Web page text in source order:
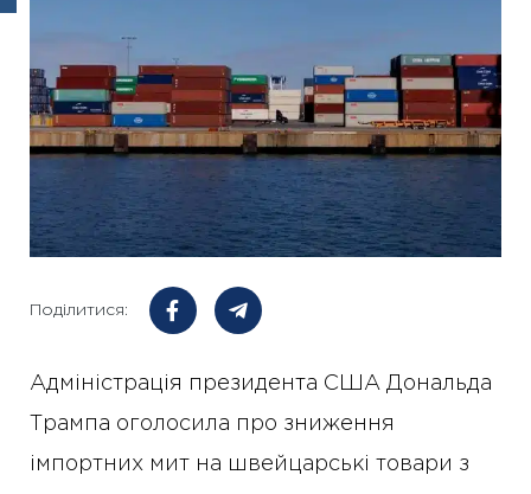
Поділитися:
Адміністрація президента США Дональда
Трампа оголосила про зниження
імпортних мит на швейцарські товари з